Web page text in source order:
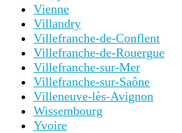
Vienne
Villandry
Villefranche-de-Conflent
Villefranche-de-Rouergue
Villefranche-sur-Mer
Villefranche-sur-Saône
Villeneuve-lès-Avignon
Wissembourg
Yvoire